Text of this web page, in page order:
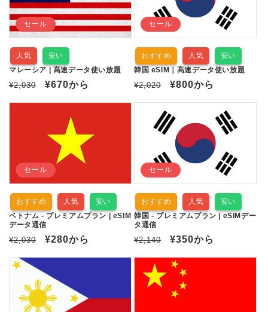
セール
人気
安い
マレーシア | 高速データ使い放題
通
¥2,030
セ
格
¥670から
セール
おすすめ 人気
安い
韓国 eSIM｜高速データ使い放題
通
¥2,020
セ
ル
価
格
¥800から
セール
おすすめ 人気
安い
ベトナム - プレミアムプラン | eSIM
データ通信
通
価
¥2,030
セ
価
格
¥280から
セール
おすすめ 人気
安い
韓国 - プレミアムプラン | eSIMデー
タ通信
通
¥2,140
セ
ル
価
格
¥350から